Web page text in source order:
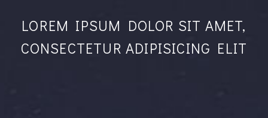
LOREM IPSUM DOLOR SIT AMET,
CONSECTETUR ADIPISICING ELIT